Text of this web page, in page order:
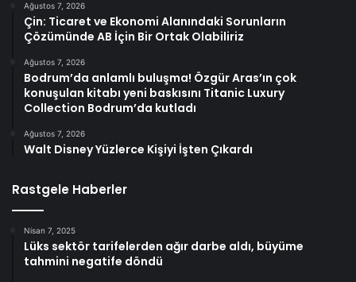
Ağustos 7, 2026
Çin: Ticaret ve Ekonomi Alanındaki Sorunların
Çözümünde AB İçin Bir Ortak Olabiliriz
Ağustos 7, 2026
Bodrum’da anlamlı buluşma! Özgür Aras’ın çok
konuşulan kitabı yeni baskısını Titanic Luxury
Collection Bodrum’da kutladı
Ağustos 7, 2026
Walt Disney Yüzlerce Kişiyi İşten Çıkardı
Rastgele Haberler
Nisan 7, 2025
Lüks sektör tarifelerden ağır darbe aldı, büyüme
tahmini negatife döndü